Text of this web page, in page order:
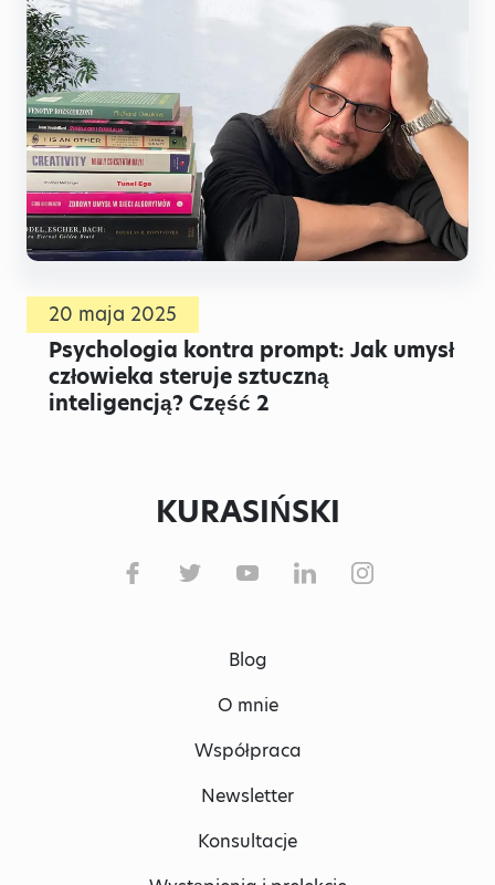
20 maja 2025
Psychologia kontra prompt: Jak umysł
człowieka steruje sztuczną
inteligencją? Część 2
KURASIŃSKI
Blog
O mnie
Współpraca
Newsletter
Konsultacje